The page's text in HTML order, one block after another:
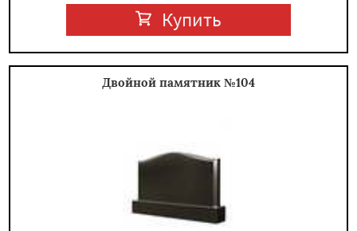
Купить
Двойной памятник №104